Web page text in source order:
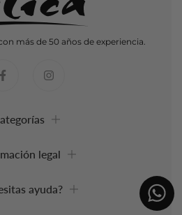
más de 50 años de experiencia.
legal
ayuda?